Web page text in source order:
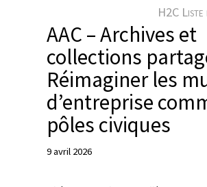
r
H2C
AAC – Archives et
collections
Réimaginer les
d’entreprise
pôles civiques
9 avril 2026